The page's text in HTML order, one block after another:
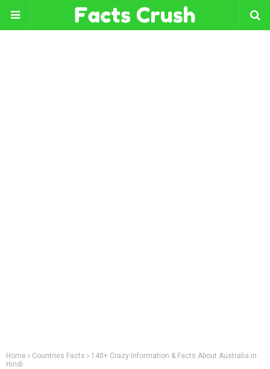
Home Countries Facts
140+ Crazy Information & Facts About Australia in
Hindi